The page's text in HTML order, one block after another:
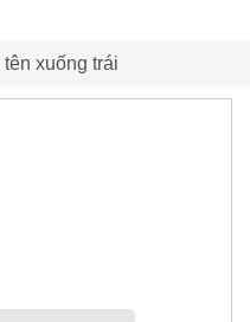
tên xuống trái